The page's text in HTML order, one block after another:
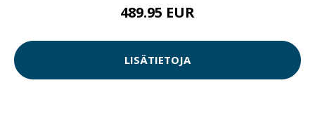
489.95 EUR
LISÄTIETOJA